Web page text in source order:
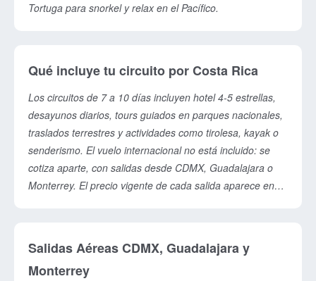
Tortuga para snorkel y relax en el Pacífico.
Qué incluye tu circuito por Costa Rica
Los circuitos de 7 a 10 días incluyen hotel 4-5 estrellas,
desayunos diarios, tours guiados en parques nacionales,
traslados terrestres y actividades como tirolesa, kayak o
senderismo. El vuelo internacional no está incluido: se
cotiza aparte, con salidas desde CDMX, Guadalajara o
Monterrey. El precio vigente de cada salida aparece en
Salidas Aéreas CDMX, Guadalajara y
Monterrey